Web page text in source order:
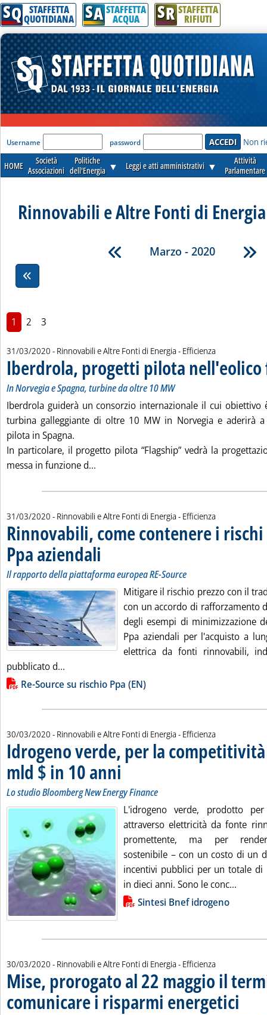
SQ STAFFETTA
QUOTIDIANA SA STAFFETTA
ACQUA SR STAFFETTA
RIFIUTI
'Modulo Login per accedere'
Username password Non
HOME
Società
Associazioni
Politiche
dell'Energia ▼ Leggi e atti amministrativi ▼
Attività
Parlamentare
Rinnovabili e Altre Fonti di
Marzo - 2020
1 2 3
31/03/2020 - Rinnovabili e Altre Fonti di Energia - Efficienza
Iberdrola, progetti pilota
In Norvegia e Spagna, turbine da oltre 10 MW
Iberdrola guiderà un consorzio internazionale il cui obiettivo
turbina galleggiante di oltre 10 MW in Norvegia e aderirà
pilota in Spagna.
In particolare, il progetto pilota “Flagship” vedrà la
messa in funzione d...
31/03/2020 - Rinnovabili e Altre Fonti di Energia - Efficienza
Rinnovabili, come contenere i
Ppa aziendali
Il rapporto della piattaforma europea RE-Source
Mitigare il rischio prezzo con il
con un accordo di rafforzamento
degli esempi di minimizzazione
Ppa aziendali per l'acquisto a
elettrica da fonti rinnovabili,
pubblicato d...
Lista allegati PDF alla notizia
Re-Source su rischio Ppa (EN)
30/03/2020 - Rinnovabili e Altre Fonti di Energia - Efficienza
Idrogeno verde, per la
mld $ in 10 anni . Sottotitolo: Lo studio Bloomberg New Energy
. Pubblicata lunedì 30 marzo 2020 alle 15.47.
Lo studio Bloomberg New Energy Finance
L'idrogeno verde, prodotto
attraverso elettricità da fonte
promettente, ma per
sostenibile – con un costo di un
incentivi pubblici per un totale
in dieci anni. Sono le conc...
Lista allegati PDF alla notiziaSintesi Bnef idrogeno
30/03/2020 - Rinnovabili e Altre Fonti di Energia - Efficienza
Mise, prorogato al 22 maggio il
comunicare i risparmi energetici